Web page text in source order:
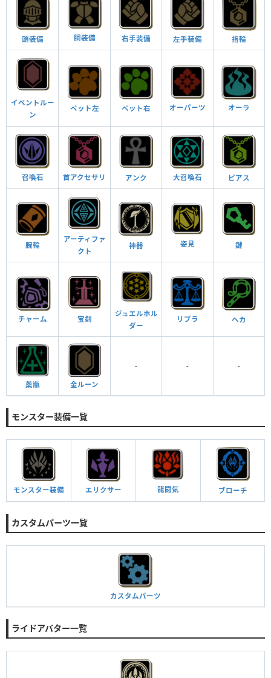
頭装備 胴装備 右手装備 左手装備 指輪
イベントルー
ン
ペット左 ペット右 オーパーツ オーラ
召喚石 首アクセサリ アンク 大召喚石 ピアス
腕輪
アーティファ
クト
神器 姿見 鍵
チャーム 宝剣
ジュエルホル
ダー
リブラ ヘカ
薬瓶 金ルーン
- - -
モンスター装備一覧
モンスター装備 エリクサー 龍闘気 ブローチ
カスタムパーツ一覧
カスタムパーツ
ライドアバター一覧